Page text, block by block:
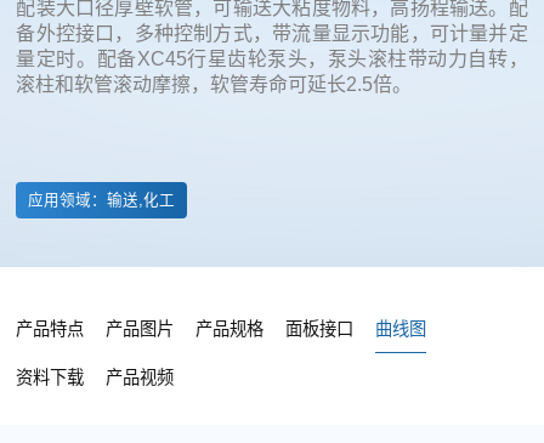
配装大口径厚壁软管，可输送大粘度物料，高扬程输送。配
备外控接口，多种控制方式，带流量显示功能，可计量并定
量定时。配备XC45行星齿轮泵头，泵头滚柱带动力自转，
滚柱和软管滚动摩擦，软管寿命可延长2.5倍。
应用领域：输送,化工
产品特点 产品图片 产品规格 面板接口 曲线图
资料下载 产品视频